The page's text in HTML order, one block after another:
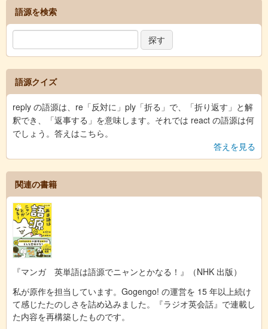
語源を検索
語源クイズ
reply の語源は、re「反対に」ply「折る」で、「折り返す」と解
釈でき、「返事する」を意味します。それでは react の語源は何
でしょう。答えはこちら。
答えを見る
関連の書籍
『マンガ 英単語は語源でニャンとかなる！』（NHK 出版）
私が原作を担当しています。Gogengo! の運営を 15 年以上続け
て感じたたのしさを詰め込みました。『ラジオ英会話』で連載し
た内容を再構築したものです。